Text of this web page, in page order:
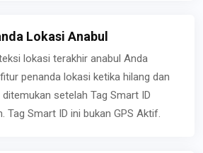
Lokasi Anabul
lokasi terakhir anabul Anda
penanda lokasi ketika hilang dan
setelah Tag Smart ID
Tag Smart ID ini bukan GPS Aktif.